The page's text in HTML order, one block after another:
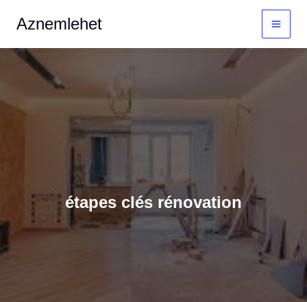
contenu
Aznemlehet
étapes clés rénovation